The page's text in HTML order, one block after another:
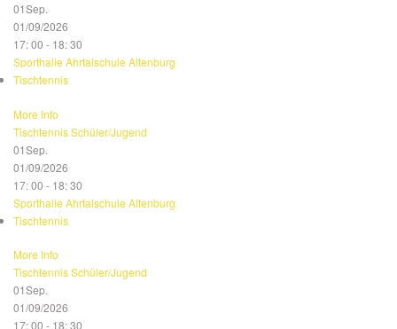
01Sep.
01/09/2026
17: 00 - 18: 30
Sporthalle Ahrtalschule Altenburg
Tischtennis
More Info
Tischtennis Schüler/Jugend
01Sep.
01/09/2026
17: 00 - 18: 30
Sporthalle Ahrtalschule Altenburg
Tischtennis
More Info
Tischtennis Schüler/Jugend
01Sep.
01/09/2026
17: 00 - 18: 30